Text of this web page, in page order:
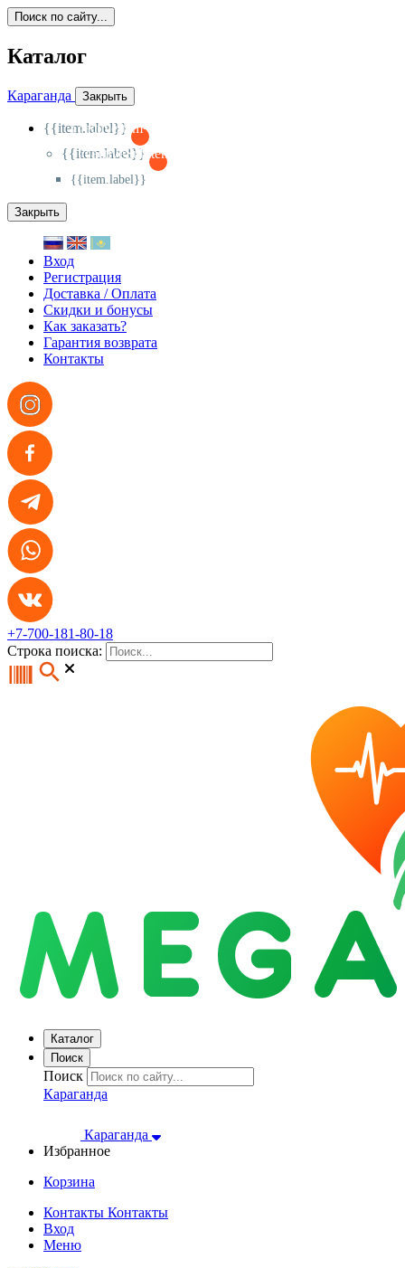
Поиск по сайту...
Каталог
Караганда Закрыть
{{item.label}}
{{activeItem==item.id?'-
{{item.label}}
{{activeSubitem==item.id?'-
{{item.label}}
Закрыть
Вход
Регистрация
Доставка / Оплата
Скидки и бонусы
Как заказать?
Гарантия возврата
Контакты
+7-700-181-80-18
Строка поиска:
Каталог
Поиск
Поиск
Караганда
Караганда
Избранное
Корзина
Контакты Контакты
Вход
Меню